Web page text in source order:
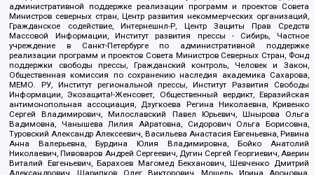
административной поддержке реализации программ и проектов Совета
Министров северных стран, Центр развития некоммерческих организаций,
Гражданское содействие, Интернешнл-Р, Центр Защиты Прав Средств
Массовой Информации, Институт развития прессы - Сибирь, Частное
учреждение в Санкт-Петербурге по административной поддержке
реализации программ и проектов Совета Министров Северных Стран, Фонд
поддержки свободы прессы, Гражданский контроль, Человек и Закон,
Общественная комиссия по сохранению наследия академика Сахарова,
МЕМО. РУ, Институт региональной прессы, Институт Развития Свободы
Информации, Экозащита!-Женсовет, Общественный вердикт, Евразийская
антимонопольная ассоциация, Дзугкоева Регина Николаевна, Кривенко
Сергей Владимирович, Милославский Павел Юрьевич, Шнырова Ольга
Вадимовна, Чанышева Лилия Айратовна, Сидорович Ольга Борисовна,
Туровский Александр Алексеевич, Васильева Анастасия Евгеньевна, Ривина
Анна Валерьевна, Бурдина Юлия Владимировна, Бойко Анатолий
Николаевич, Пивоваров Андрей Сергеевич, Дугин Сергей Георгиевич, Аверин
Виталий Евгеньевич, Барахоев Магомед Бекханович, Шевченко Дмитрий
Александрович, Шарипков Олег Викторович, Мошель Ирина Ароновна,